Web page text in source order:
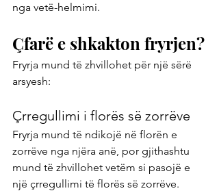
nga vetë-helmimi.
Çfarë e shkakton fryrjen?
Fryrja mund të zhvillohet për një sërë
arsyesh:
Çrregullimi i florës së zorrëve
Fryrja mund të ndikojë në florën e
zorrëve nga njëra anë, por gjithashtu
mund të zhvillohet vetëm si pasojë e
një çrregullimi të florës së zorrëve.